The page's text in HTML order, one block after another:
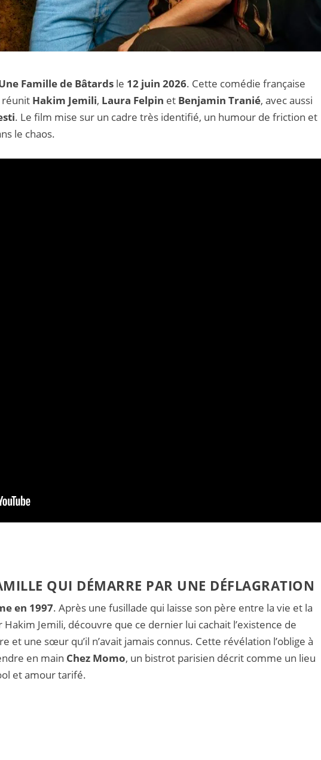
Famille de Bâtards le 12 juin 2026. Cette comédie française
réunit Hakim Jemili, Laura Felpin et Benjamin Tranié, avec aussi
. Le film mise sur un cadre très identifié, un humour de friction et
le chaos.
QUI DÉMARRE PAR UNE DÉFLAGRATION
en 1997. Après une fusillade qui laisse son père entre la vie et la
Hakim Jemili, découvre que ce dernier lui cachait l’existence de
et une sœur qu’il n’avait jamais connus. Cette révélation l’oblige à
en main Chez Momo, un bistrot parisien décrit comme un lieu
et amour tarifé.